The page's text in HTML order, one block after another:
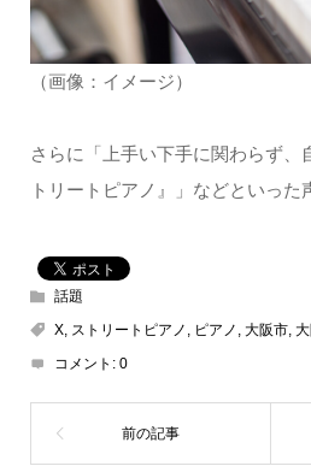
（画像：イメージ）
さらに「上手い下手に関わらず、
トリートピアノ』」などといった
話題
X, ストリートピアノ ピアノ 大阪市,
コメント: 0